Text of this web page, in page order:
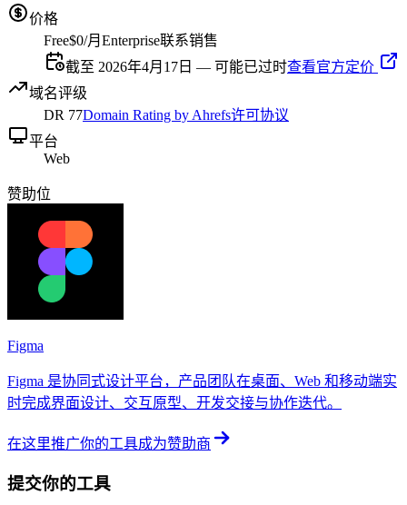
价格
Free$0/月 Enterprise联系销售
截至 2026年4月17日 — 可能已过时查看官方定价
域名评级
DR 77Domain Rating by Ahrefs许可协议
平台
Web
赞助位
Figma
Figma 是协同式设计平台，产品团队在桌面、Web 和移动端实
时完成界面设计、交互原型、开发交接与协作迭代。
在这里推广你的工具成为赞助商
提交你的工具